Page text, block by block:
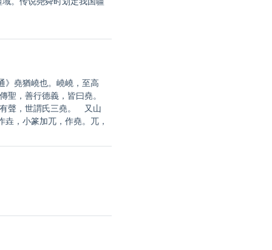
》堯猶嶢也。嶢嶢，至高
聖，善行德義，皆曰堯。
有聲，世謂氏三堯。 又山
垚，小篆加兀，作堯。兀，